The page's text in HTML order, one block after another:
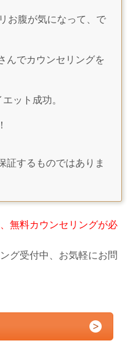
お腹が気になって、で
んでカウンセリングを
ット成功。
証するものではありま
無料カウンセリングが必
グ受付中、お気軽にお問